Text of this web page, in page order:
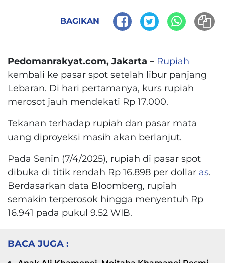
BAGIKAN
Pedomanrakyat.com, Jakarta – Rupiah
kembali ke pasar spot setelah libur panjang
Lebaran. Di hari pertamanya, kurs rupiah
merosot jauh mendekati Rp 17.000.
Tekanan terhadap rupiah dan pasar mata
uang diproyeksi masih akan berlanjut.
Pada Senin (7/4/2025), rupiah di pasar spot
dibuka di titik rendah Rp 16.898 per dollar as.
Berdasarkan data Bloomberg, rupiah
semakin terperosok hingga menyentuh Rp
16.941 pada pukul 9.52 WIB.
BACA JUGA :